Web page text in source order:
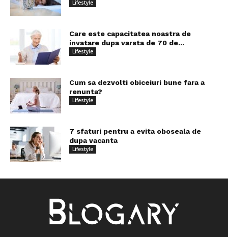
Lifestyle
Care este capacitatea noastra de
invatare dupa varsta de 70 de...
Lifestyle
Cum sa dezvolti obiceiuri bune fara a
renunta?
Lifestyle
7 sfaturi pentru a evita oboseala de
dupa vacanta
Lifestyle